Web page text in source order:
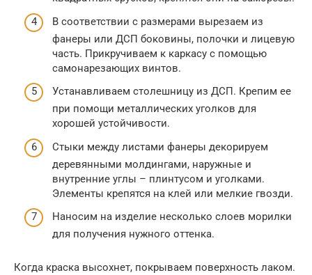
В соответствии с размерами вырезаем из
фанеры или ДСП боковины, полочки и лицевую
часть. Прикручиваем к каркасу с помощью
самонарезающих винтов.
Устанавливаем столешницу из ДСП. Крепим ее
при помощи металлических уголков для
хорошей устойчивости.
Стыки между листами фанеры декорируем
деревянными молдингами, наружные и
внутренние углы – плинтусом и уголками.
Элементы крепятся на клей или мелкие гвозди.
Наносим на изделие несколько слоев морилки
для получения нужного оттенка.
Когда краска высохнет, покрываем поверхность лаком.